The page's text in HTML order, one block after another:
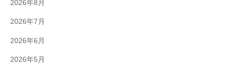
2026年8月
2026年7月
2026年6月
2026年5月